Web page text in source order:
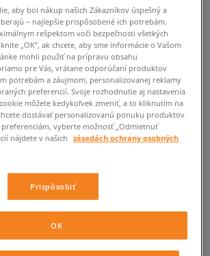
(5)
DPH
aby bol nákup našich Zákazníkov úspešný a
– najlepšie prispôsobené ich potrebám.
rešpektom voči bezpečnosti všetkých
„OK”, ak chcete, aby sme informácie o Vašom
mohli použiť na prípravu obsahu
pre Vás, vrátane odporúčaní produktov
potrebám a záujmom, personalizovanej reklamy
preferencií. Svoje rozhodnutie aj nastavenia
môžete kedykoľvek zmeniť, a to kliknutím na
dostávať personalizovanú ponuku produktov
vyberte možnosť „Odmietnuť
nájdete v našich
zásadách ochrany osobných
Prispôsobiť
OK